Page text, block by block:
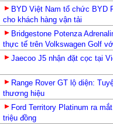
BYD Việt Nam tổ chức BYD
cho khách hàng vận tải
Bridgestone Potenza
thực tế trên Volkswagen Golf
Jaecoo J5 nhận đặt cọc tại
Range Rover GT lộ diện:
thương hiệu
Ford Territory Platinum ra
triệu đồng